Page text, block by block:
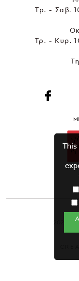
Τρ. - Σαβ.
Τρ. - Κυρ.
2021